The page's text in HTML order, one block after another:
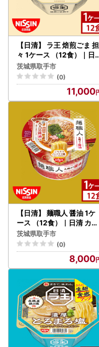
【日清】 ラ王 焙煎ごま 担
々 1ケース （12食）｜日
清 カップ麺 インスタント
保存 茨城県 取手市（AD0
13）
茨城県取手市
(0)
11,000
【日清】 麺職人 醤油 1ケ
ース （12食）｜日清 カッ
プ麺 インスタント 保存 茨
城県 取手市（AD015）
茨城県取手市
(0)
8,000